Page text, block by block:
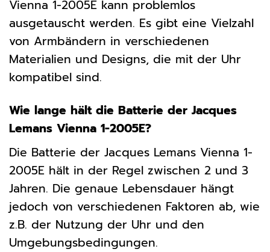
Vienna 1-2005E kann problemlos
ausgetauscht werden. Es gibt eine Vielzahl
von Armbändern in verschiedenen
Materialien und Designs, die mit der Uhr
kompatibel sind.
Wie lange hält die Batterie der Jacques
Lemans Vienna 1-2005E?
Die Batterie der Jacques Lemans Vienna 1-
2005E hält in der Regel zwischen 2 und 3
Jahren. Die genaue Lebensdauer hängt
jedoch von verschiedenen Faktoren ab, wie
z.B. der Nutzung der Uhr und den
Umgebungsbedingungen.